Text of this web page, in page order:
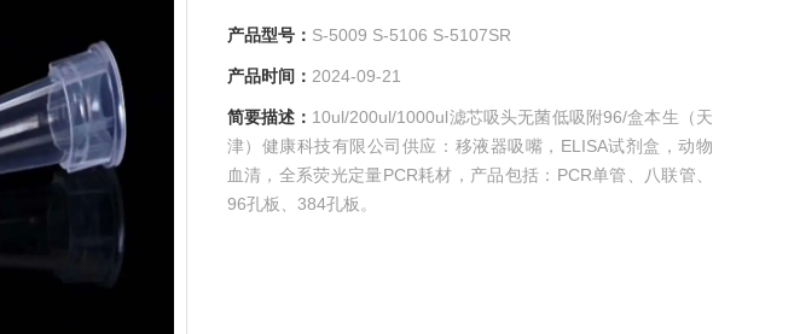
产品型号： S-5009 S-5106 S-5107SR
产品时间： 2024-09-21
简要描述： 10ul/200ul/1000ul滤芯吸头无菌低吸附96/盒本生（天
津）健康科技有限公司供应：移液器吸嘴，ELISA试剂盒，动物
血清，全系荧光定量PCR耗材，产品包括：PCR单管、八联管、
96孔板、384孔板。